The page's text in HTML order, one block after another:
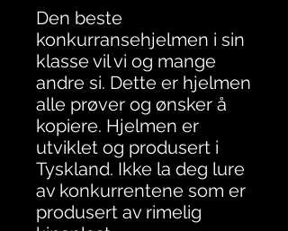
Den beste
konkurransehjelmen i sin
klasse vil vi og mange
andre si. Dette er hjelmen
alle prøver og ønsker å
kopiere. Hjelmen er
utviklet og produsert i
Tyskland. Ikke la deg lure
av konkurrentene som er
produsert av rimelig